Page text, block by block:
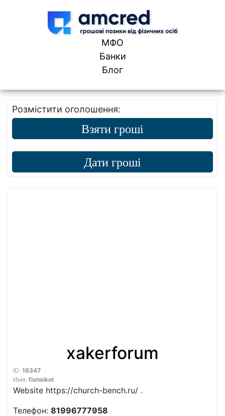
МФО
Банки
Блог
Розмістити оголошення:
Взяти гроші
Дати гроші
xakerforum
ID: 16347
Имя: fisheikot
Website https://church-bench.ru/ .
Телефон: 81996777958